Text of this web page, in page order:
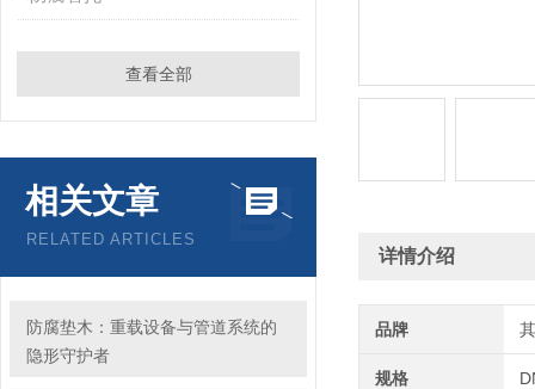
查看全部
相关文章
RELATED ARTICLES
防腐垫木：重载设备与管道系统的
隐形守护者
详情介绍
品牌
规格